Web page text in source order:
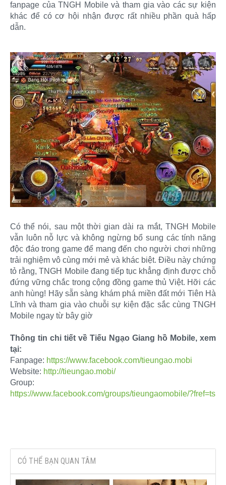
fanpage của TNGH Mobile và tham gia vào các sự kiện
khác để có cơ hội nhận được rất nhiều phần quà hấp
dẫn.
Có thể nói, sau một thời gian dài ra mắt, TNGH Mobile
vẫn luôn nỗ lực và không ngừng bổ sung các tính năng
độc đáo trong game để mang đến cho người chơi những
trải nghiệm vô cùng mới mẻ và khác biệt. Điều này chứng
tỏ rằng, TNGH Mobile đang tiếp tục khẳng định được chỗ
đứng vững chắc trong cộng đồng game thủ Việt. Hỡi các
anh hùng! Hãy sẵn sàng khám phá miền đất mới Tiên Hà
Lĩnh và tham gia vào chuỗi sự kiện đặc sắc cùng TNGH
Mobile ngay từ bây giờ
Thông tin chi tiết về Tiếu Ngạo Giang hồ Mobile, xem
tại:
Fanpage: https://www.facebook.com/tieungao.mobi
Website: http://tieungao.mobi/
Group:
https://www.facebook.com/groups/tieungaomobile/?fref=ts
CÓ THỂ BẠN QUAN TÂM